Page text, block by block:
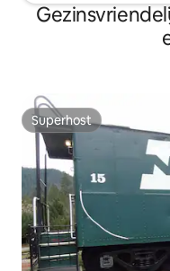
Superhost
Superhost